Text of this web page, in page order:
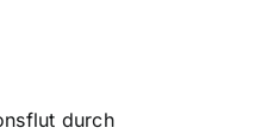
durch